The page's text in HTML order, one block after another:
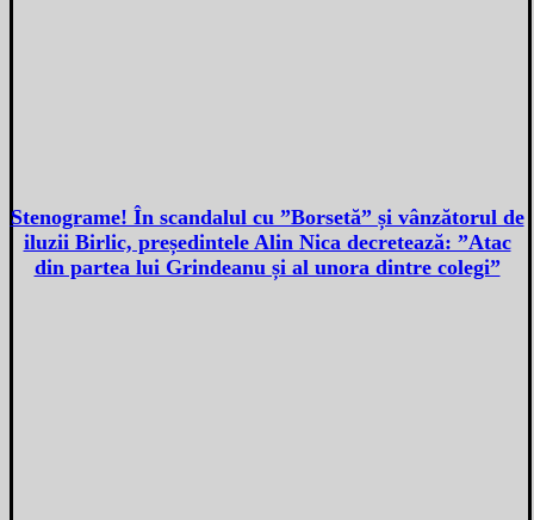
Stenograme! În scandalul cu ”Borsetă” și vânzătorul de
iluzii Birlic, președintele Alin Nica decretează: ”Atac
din partea lui Grindeanu și al unora dintre colegi”